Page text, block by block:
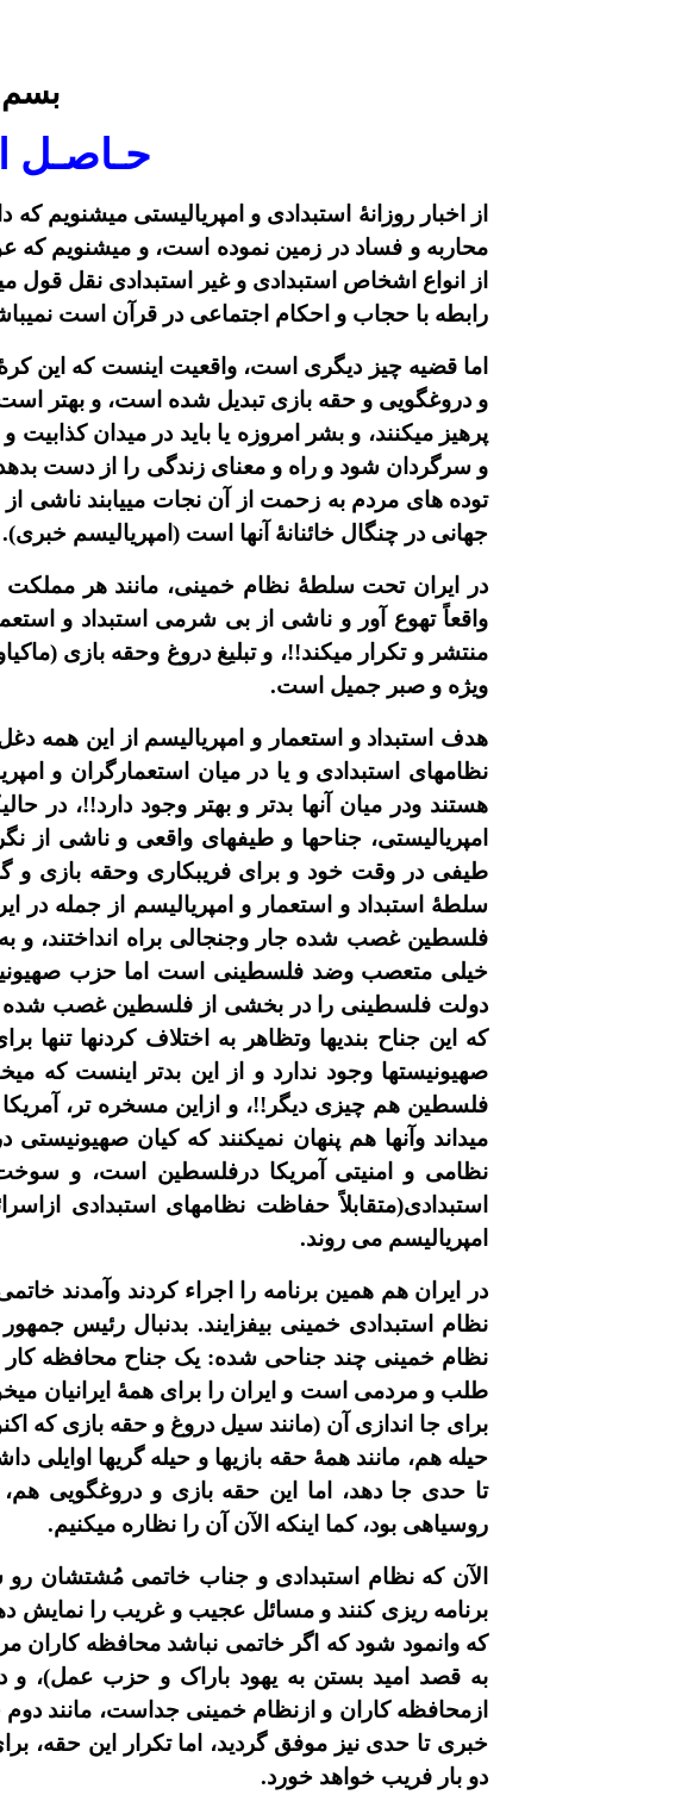
بسم
حـاصـل
از اخبار روزانۀ استبدادى و امپرياليستى ميشنويم
محاربه و فساد در زمين نموده است، و ميشنويم
از انواع اشخاص استبدادى و غير استبدادى نقل قول
رابطه با حجاب و احکام اجتماعى در قرآن است
اما قضيه چيز ديگرى است، واقعيت اينست که اين
و دروغگويى و حقه بازى تبديل شده است، و بهتر
پرهيز ميکنند، و بشر امروزه يا بايد در ميدان
و سرگردان شود و راه و معناى زندگى را از دست
توده هاى مردم به زحمت از آن نجات مييابند ناشى
جهانى در چنگال خائنانۀ آنها است (امپرياليسم خبرى).
در ايران تحت سلطۀ نظام خمينى، مانند هر مملکت
واقعاً تهوع آور و ناشى از بى شرمى استبداد و
منتشر و تکرار ميکند!!، و تبليغ دروغ وحقه بازى
ويژه و صبر جميل است.
هدف استبداد و استعمار و امپرياليسم از اين همه
نظامهاى استبدادى و يا در ميان استعمارگران و
هستند ودر ميان آنها بدتر و بهتر وجود دارد!!، در
امپرياليستى، جناحها و طيفهاى واقعى و ناشى
طيفى در وقت خود و براى فريبکارى وحقه بازى و
سلطۀ استبداد و استعمار و امپرياليسم از جمله
فلسطين غصب شده جار وجنجالى براه انداختند، و
خيلى متعصب وضد فلسطينى است اما حزب
دولت فلسطينى را در بخشى از فلسطين غصب شده
که اين جناح بنديها وتظاهر به اختلاف کردنها
صهيونيستها وجود ندارد و از اين بدتر اينست که
فلسطين هم چيزى ديگر!!، و ازاين مسخره تر، آمريکا
ميداند وآنها هم پنهان نميکنند که کيان
نظامى و امنيتى آمريکا درفلسطين است، و
استبدادى(متقابلاً حفاظت نظامهاى استبدادى
امپرياليسم مى روند.
در ايران هم همين برنامه را اجراء کردند وآمدند
نظام استبدادى خمينى بيفزايند. بدنبال رئيس
نظام خمينى چند جناحى شده: يک جناح محافظه کار
طلب و مردمى است و ايران را براى همۀ ايرانيان
براى جا اندازى آن (مانند سيل دروغ و حقه بازى که
حيله هم، مانند همۀ حقه بازيها و حيله گريها
تا حدى جا دهد، اما اين حقه بازى و دروغگويى
روسياهى بود، کما اينکه الآن آن را نظاره ميکنيم.
برنامه ريزى کنند و مسائل عجيب و غريب را نمايش
که وانمود شود که اگر خاتمى نباشد محافظه کاران
به قصد اميد بستن به يهود باراک و حزب عمل)، و
ازمحافظه کاران و ازنظام خمينى جداست، مانند دوم
خبرى تا حدى نيز موفق گرديد، اما تکرار اين حقه،
دو بار فريب خواهد خورد.